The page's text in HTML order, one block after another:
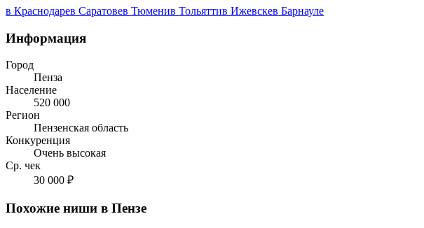
в Краснодарев Саратовев Тюменив Тольяттив Ижевскев Барнауле
Информация
Город
Пенза
Население
520 000
Регион
Пензенская область
Конкуренция
Очень высокая
Ср. чек
30 000 ₽
Похожие ниши в Пензе